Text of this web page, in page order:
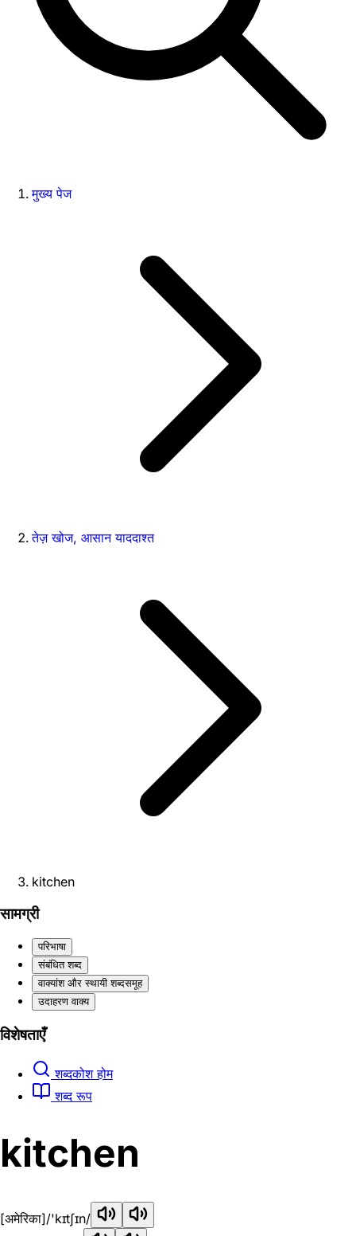
मुख्य पेज
तेज़ खोज, आसान याददाश्त
kitchen
सामग्री
परिभाषा
संबंधित शब्द
वाक्यांश और स्थायी शब्दसमूह
उदाहरण वाक्य
विशेषताएँ
शब्दकोश होम
शब्द रूप
kitchen
[अमेरिका]/'kɪtʃɪn/